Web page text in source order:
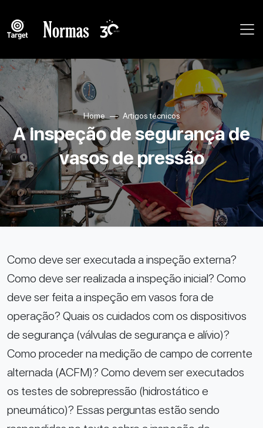
Home Artigos técnicos
A inspeção de segurança de
vasos de pressão
Como deve ser executada a inspeção externa?
Como deve ser realizada a inspeção inicial? Como
deve ser feita a inspeção em vasos fora de
operação? Quais os cuidados com os dispositivos
de segurança (válvulas de segurança e alívio)?
Como proceder na medição de campo de corrente
alternada (ACFM)? Como devem ser executados
os testes de sobrepressão (hidrostático e
pneumático)? Essas perguntas estão sendo